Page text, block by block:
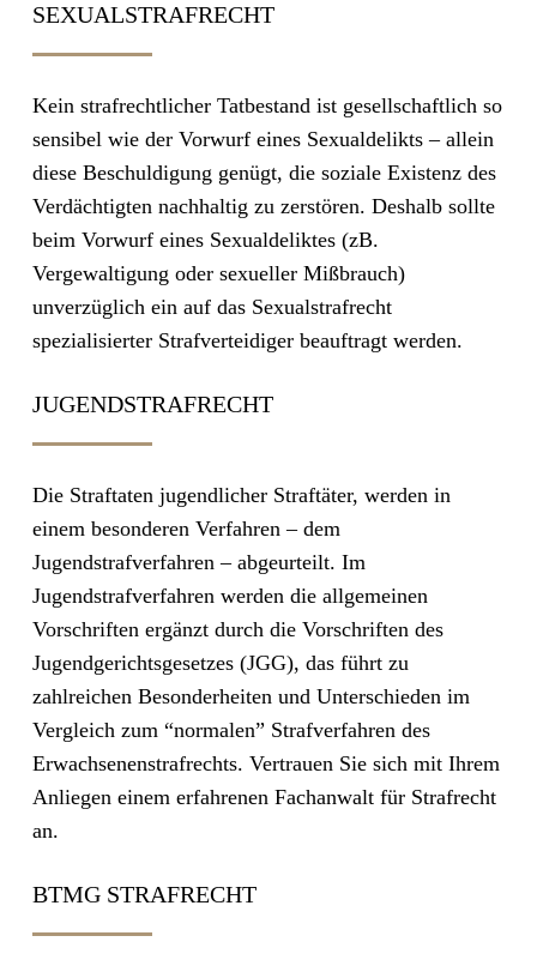
SEXUALSTRAFRECHT
Kein strafrechtlicher Tatbestand ist gesellschaftlich so
sensibel wie der Vorwurf eines Sexualdelikts – allein
diese Beschuldigung genügt, die soziale Existenz des
Verdächtigten nachhaltig zu zerstören. Deshalb sollte
beim Vorwurf eines Sexualdeliktes (zB.
Vergewaltigung oder sexueller Mißbrauch)
unverzüglich ein auf das Sexualstrafrecht
spezialisierter Strafverteidiger beauftragt werden.
JUGENDSTRAFRECHT
Die Straftaten jugendlicher Straftäter, werden in
einem besonderen Verfahren – dem
Jugendstrafverfahren – abgeurteilt. Im
Jugendstrafverfahren werden die allgemeinen
Vorschriften ergänzt durch die Vorschriften des
Jugendgerichtsgesetzes (JGG), das führt zu
zahlreichen Besonderheiten und Unterschieden im
Vergleich zum “normalen” Strafverfahren des
Erwachsenenstrafrechts. Vertrauen Sie sich mit Ihrem
Anliegen einem erfahrenen Fachanwalt für Strafrecht
an.
BTMG STRAFRECHT